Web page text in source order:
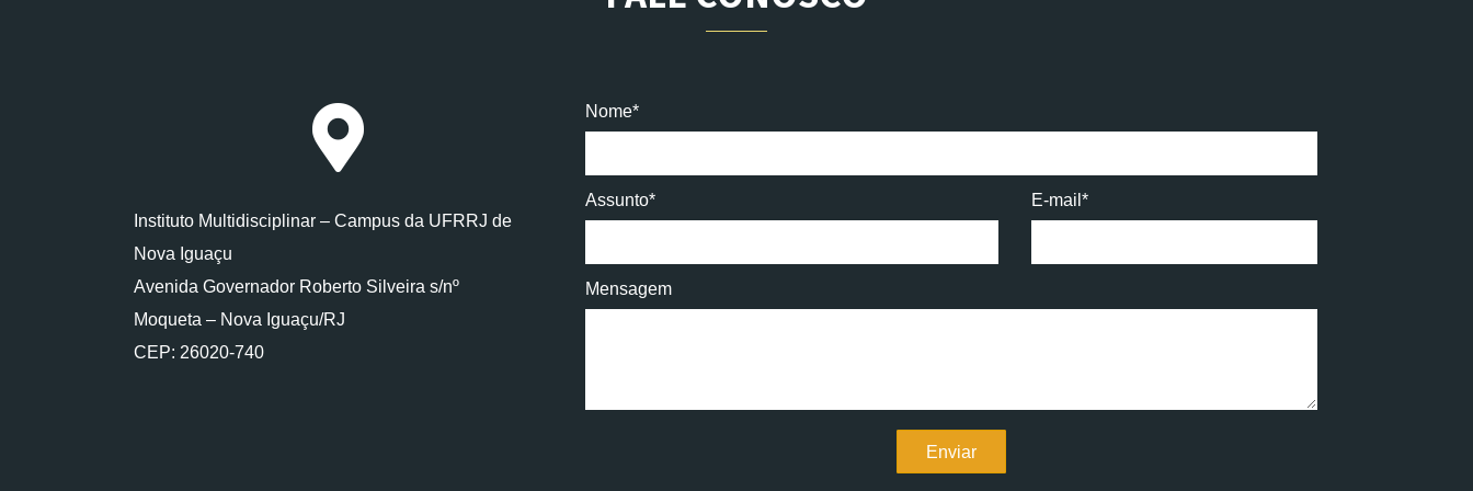
Instituto Multidisciplinar – Campus da UFRRJ de
Nova Iguaçu
Avenida Governador Roberto Silveira s/nº
Moqueta – Nova Iguaçu/RJ
CEP: 26020-740
Nome*
Assunto* E-mail*
Mensagem